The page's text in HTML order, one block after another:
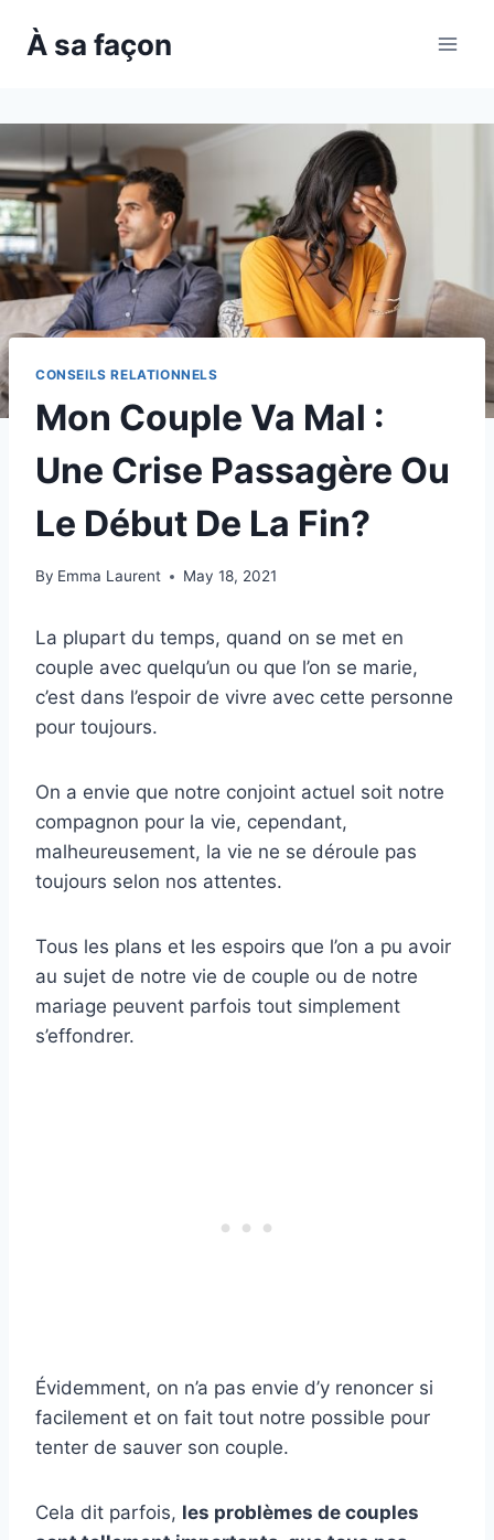
À sa façon
CONSEILS RELATIONNELS
Mon Couple Va Mal :
Une Crise Passagère Ou
Le Début De La Fin?
By Emma Laurent May 18, 2021
La plupart du temps, quand on se met en
couple avec quelqu’un ou que l’on se marie,
c’est dans l’espoir de vivre avec cette personne
pour toujours.
On a envie que notre conjoint actuel soit notre
compagnon pour la vie, cependant,
malheureusement, la vie ne se déroule pas
toujours selon nos attentes.
Tous les plans et les espoirs que l’on a pu avoir
au sujet de notre vie de couple ou de notre
mariage peuvent parfois tout simplement
s’effondrer.
Évidemment, on n’a pas envie d’y renoncer si
facilement et on fait tout notre possible pour
tenter de sauver son couple.
Cela dit parfois, les problèmes de couples